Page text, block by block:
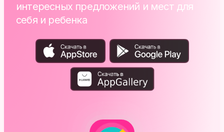
интересных предложений и мест для
себя и ребенка